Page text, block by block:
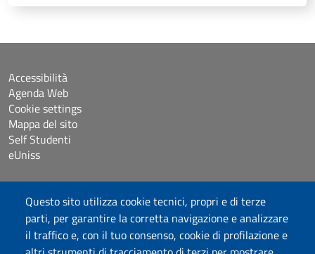
Questo sito utilizza cookie tecnici, propri e di terze
parti, per garantire la corretta navigazione e analizzare
il traffico e, con il tuo consenso, cookie di profilazione e
Accessibilità
Agenda Web
Cookie settings
Mappa del sito
Self Studenti
eUniss
Dichiarazione di accessibilità
Posta elettronica @uniss.it
Protocollo